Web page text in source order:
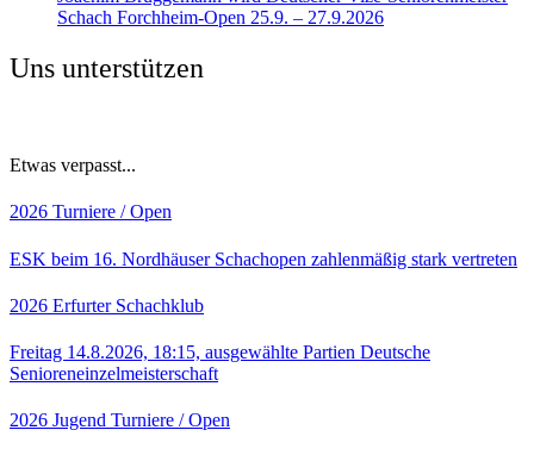
Schach Forchheim-Open 25.9. – 27.9.2026
Uns unterstützen
Etwas verpasst...
2026 Turniere / Open
ESK beim 16. Nordhäuser Schachopen zahlenmäßig stark vertreten
2026 Erfurter Schachklub
Freitag 14.8.2026, 18:15, ausgewählte Partien Deutsche
Senioreneinzelmeisterschaft
2026 Jugend Turniere / Open